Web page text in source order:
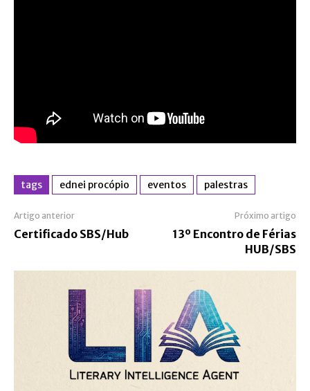
tags ednei procópio eventos palestras
Artigo anterior
Certificado SBS/Hub
Próximo artigo
13º Encontro de Férias
HUB/SBS